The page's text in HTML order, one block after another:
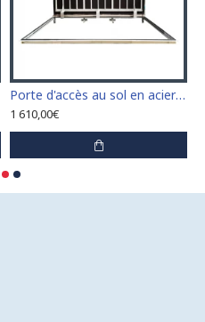
Porte d'accès au sol en acier inoxydable 60 cm x 100 cm pour intérieur et extérieur
1 610,00€